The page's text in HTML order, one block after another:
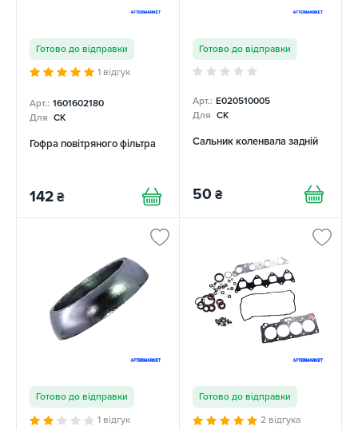
Готово до відправки
1 відгук
Арт.: 1601602180
Для CK
Гофра повітряного фільтра
142 ₴
Готово до відправки
Арт.: E020510005
Для CK
Сальник коленвала задній
50 ₴
Готово до відправки
1 відгук
Готово до відправки
2 відгука